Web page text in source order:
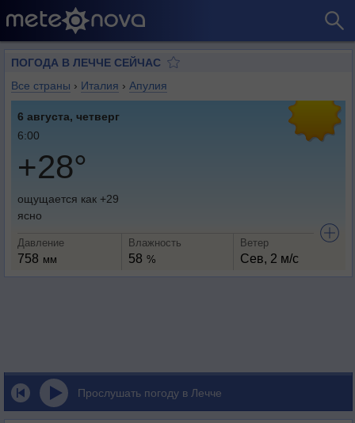
ПОГОДА В ЛЕЧЧE СЕЙЧАС
Все страны › Италия › Апулия
6 августа, четверг
6:00
+28°
ощущается как +29
ясно
Давление
758 мм
Влажность
58 %
Ветер
Сев, 2 м/с
Прослушать погоду в Леччe